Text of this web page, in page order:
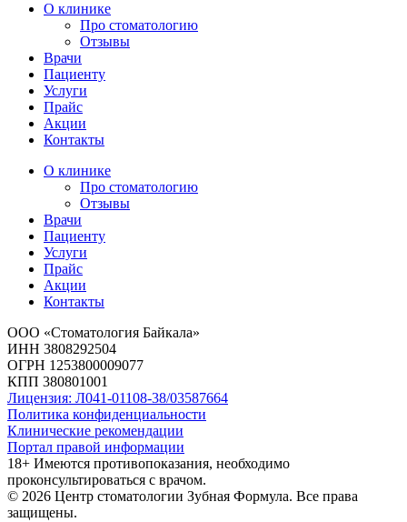
О клинике
Про стоматологию
Отзывы
Врачи
Пациенту
Услуги
Прайс
Акции
Контакты
О клинике
Про стоматологию
Отзывы
Врачи
Пациенту
Услуги
Прайс
Акции
Контакты
ООО «Стоматология Байкала»
ИНН 3808292504
ОГРН 1253800009077
КПП 380801001
Лицензия: Л041-01108-38/03587664
Политика конфиденциальности
Клинические рекомендации
Портал правой информации
18+ Имеются противопоказания, необходимо
проконсультироваться с врачом.
© 2026 Центр стоматологии Зубная Формула. Все права
защищены.